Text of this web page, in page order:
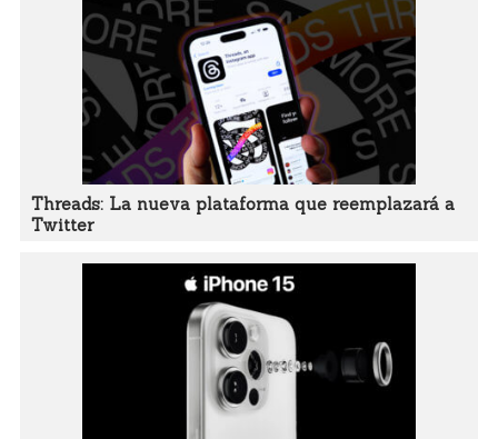
Threads: La nueva plataforma que reemplazará a
Twitter